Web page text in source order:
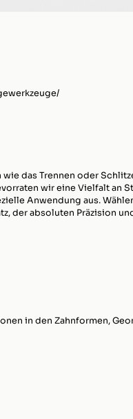
das Trennen oder
wir eine Vielfalt an
Anwendung aus.
der absoluten Präzision
in den Zahnformen,